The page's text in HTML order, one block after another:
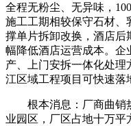
全程无粉尘、无异味，
施工工期相较保守石材、
撑单片拆卸改换，酒店后
幅降低酒店运营成本。企
产、上门安拆一体化处
江区域工程项目可快速落
根本消息：厂商曲销
业园区，厂区占地十万